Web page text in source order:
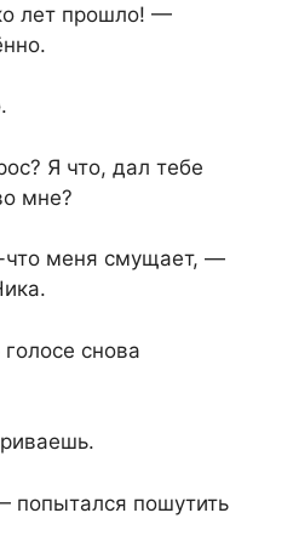
лет прошло! —
Я что, дал тебе
мне?
меня смущает, —
снова
пошутить